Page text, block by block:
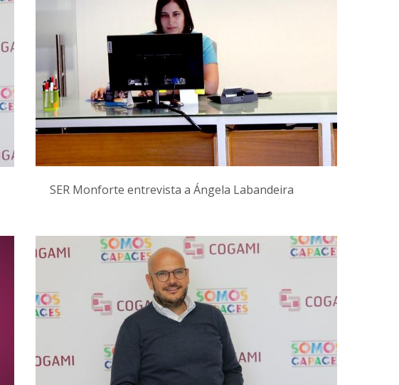
SER Monforte entrevista a Ángela Labandeira